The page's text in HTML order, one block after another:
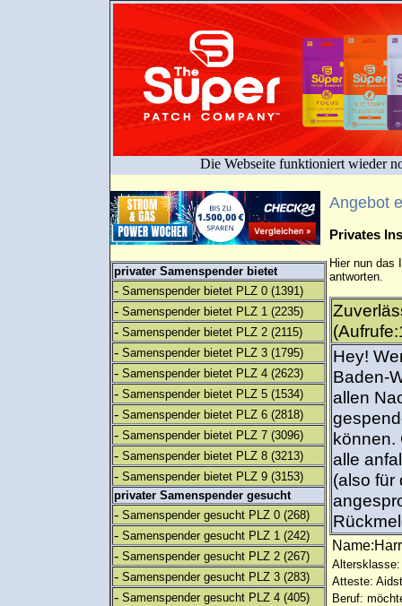
Die Webseite funktioniert wieder
privater Samenspender bietet
- Samenspender bietet PLZ 0 (1391)
- Samenspender bietet PLZ 1 (2235)
- Samenspender bietet PLZ 2 (2115)
- Samenspender bietet PLZ 3 (1795)
- Samenspender bietet PLZ 4 (2623)
- Samenspender bietet PLZ 5 (1534)
- Samenspender bietet PLZ 6 (2818)
- Samenspender bietet PLZ 7 (3096)
- Samenspender bietet PLZ 8 (3213)
- Samenspender bietet PLZ 9 (3153)
privater Samenspender gesucht
- Samenspender gesucht PLZ 0 (268)
- Samenspender gesucht PLZ 1 (242)
- Samenspender gesucht PLZ 2 (267)
- Samenspender gesucht PLZ 3 (283)
- Samenspender gesucht PLZ 4 (405)
Angebot
Privates
Hier nun das
antworten.
Hey!
Baden-
allen
können.
alle
(also für
Altersklasse:
Atteste:
Beruf: